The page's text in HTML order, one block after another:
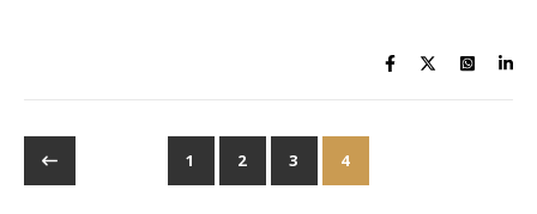
1 2 3 4